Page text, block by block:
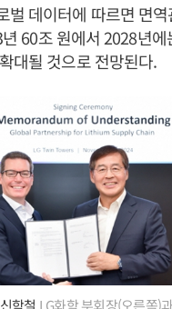
벌 데이터에 따르면 면
60조 원에서 2028년에
대될 것으로 전망된다.
신학철 LG화학 부회장(오른쪽)